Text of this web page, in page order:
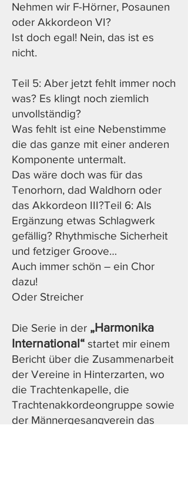
Nehmen wir F-Hörner, Posaunen
oder Akkordeon VI?
Ist doch egal! Nein, das ist es
nicht.
Teil 5: Aber jetzt fehlt immer noch
was? Es klingt noch ziemlich
unvollständig?
Was fehlt ist eine Nebenstimme
die das ganze mit einer anderen
Komponente untermalt.
Das wäre doch was für das
Tenorhorn, dad Waldhorn oder
das Akkordeon III?Teil 6: Als
Ergänzung etwas Schlagwerk
gefällig? Rhythmische Sicherheit
und fetziger Groove…
Auch immer schön – ein Chor
dazu!
Oder Streicher
Die Serie in der „Harmonika
International“ startet mir einem
Bericht über die Zusammenarbeit
der Vereine in Hinterzarten, wo
die Trachtenkapelle, die
Trachtenakkordeongruppe sowie
der Männergesangverein das